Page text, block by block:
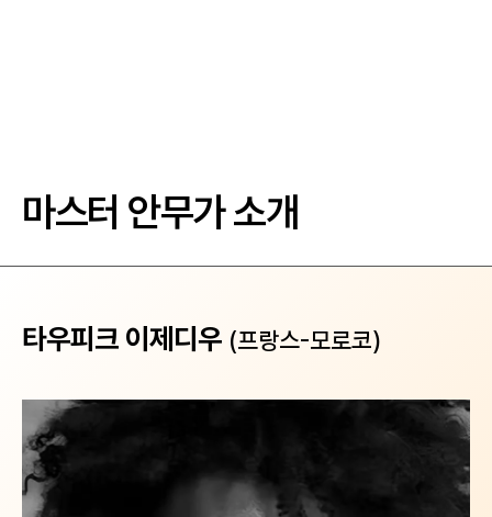
마스터 안무가 소개
타우피크 이제디우 (프랑스-모로코)